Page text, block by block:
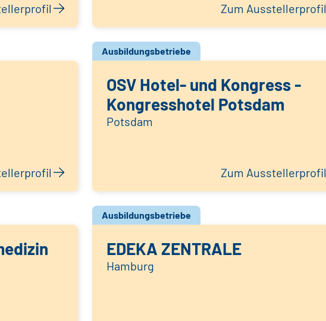
Zum Ausstellerprofil
Ausbildungsbetriebe
OSV Hotel- und Kongress -
Kongresshotel Potsdam
Potsdam
Zum Ausstellerprofil
Ausbildungsbetriebe
EDEKA ZENTRALE
Hamburg